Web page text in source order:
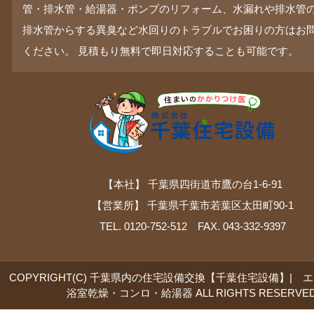
管・排水管・給湯器・ポンプのリフォーム、水漏れや排水管
排水管からする異臭など水回りのトラブルでお困りの方はお
ください。 見積もり無料で即日対応することも可能です。
【本社】 千葉県四街道市鷹の台1-6-91
【営業所】 千葉県千葉市若葉区太田町90-1
TEL. 0120-752-512 FAX. 043-332-9397
COPYRIGHT(C) 千葉県内の住宅設備交換【千葉住宅設備】|
浴室乾燥・コンロ・給湯器 ALL RIGHTS